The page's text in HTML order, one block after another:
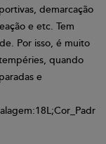
demarcação
e etc. Tem
Por isso, é muito
quando
e